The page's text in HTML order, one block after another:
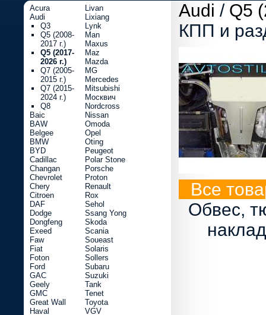
Audi / Q5
КПП и
Все
Обвес,
Acura
Audi
Q3
Q5 (2008-
2017 г.)
Q5 (2017-
2026 г.)
Q7 (2005-
2015 г.)
Q7 (2015-
2024 г.)
Q8
Baic
BAW
Belgee
BMW
BYD
Cadillac
Changan
Chevrolet
Chery
Citroen
DAF
Dodge
Dongfeng
Exeed
Faw
Fiat
Foton
Ford
GAC
Geely
GMC
Great Wall
Haval
Livan
Lixiang
Lynk
Man
Maxus
Maz
Mazda
MG
Mercedes
Mitsubishi
Москвич
Nordcross
Nissan
Omoda
Opel
Oting
Peugeot
Polar Stone
Porsche
Proton
Renault
Rox
Sehol
Ssang Yong
Skoda
Scania
Soueast
Solaris
Sollers
Subaru
Suzuki
Tank
Tenet
Toyota
VGV